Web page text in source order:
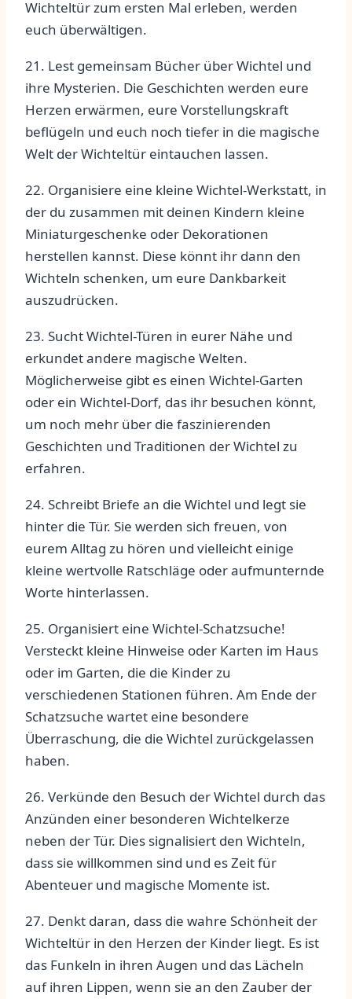
Wichteltür zum ersten Mal erleben, werden
euch ⁢überwältigen.
21. Lest​ gemeinsam Bücher ⁢über ⁤Wichtel und
ihre Mysterien. Die Geschichten werden eure
Herzen erwärmen, eure Vorstellungskraft
beflügeln und ⁢euch noch tiefer in die​ magische
Welt ‌der Wichteltür‌ eintauchen lassen.
22. Organisiere eine kleine Wichtel-Werkstatt, in
‌der du zusammen mit​ deinen Kindern kleine
Miniaturgeschenke ⁣oder Dekorationen
herstellen​ kannst.⁤ Diese könnt ihr dann den‌
Wichteln schenken, um eure Dankbarkeit
auszudrücken.
23. ​Sucht‍ Wichtel-Türen in eurer Nähe und
erkundet andere ​magische Welten.
Möglicherweise⁣ gibt es einen Wichtel-Garten
oder ein Wichtel-Dorf, das ⁤ihr⁢ besuchen könnt,
um ⁤noch mehr über die faszinierenden⁢
Geschichten und Traditionen der ‌Wichtel zu
erfahren.
24. Schreibt ‍Briefe an die Wichtel ​und legt sie
hinter⁢ die Tür. Sie werden ​sich ‍freuen,‍ von
eurem Alltag⁤ zu hören und vielleicht einige
kleine wertvolle Ratschläge oder aufmunternde
Worte hinterlassen.
25. Organisiert⁣ eine‍ Wichtel-Schatzsuche!
Versteckt kleine Hinweise ⁤oder Karten​ im‌ Haus
oder ⁢im⁤ Garten, die die ⁢Kinder ​zu⁢
verschiedenen ⁤Stationen ‍führen. Am Ende der
Schatzsuche wartet eine besondere
Überraschung, die die Wichtel zurückgelassen
haben.
26. ⁢Verkünde​ den Besuch der‌ Wichtel‌ durch das‌
Anzünden einer⁢ besonderen Wichtelkerze
neben der Tür. ⁤Dies⁣ signalisiert den Wichteln,
dass ‌sie ‌willkommen sind und es Zeit für⁣
Abenteuer und magische⁢ Momente ist.
27. Denkt daran, dass die wahre Schönheit ‌der​
Wichteltür in ⁣den Herzen​ der ​Kinder ​liegt. Es ist
das​ Funkeln in ihren Augen und das Lächeln⁢
auf ⁤ihren ‌Lippen, wenn sie an⁤ den Zauber der